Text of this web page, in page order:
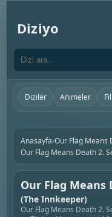
Diziyo
Diziler Animeler
Anasayfa›Our Flag Means
Our Flag Means Death 2.
Our Flag Means
(The Innkeeper)
Our Flag Means Death 2.